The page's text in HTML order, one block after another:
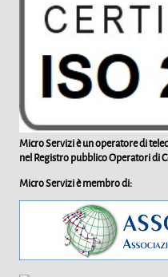
Micro Servizi è un operatore di
nel Registro pubblico Operatori di
Micro Servizi è membro di: